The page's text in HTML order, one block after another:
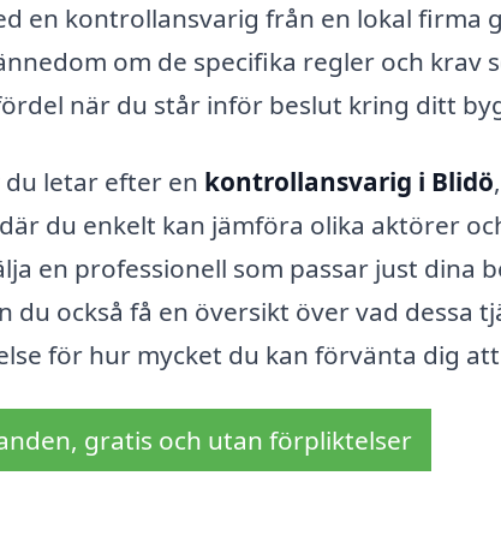
en kontrollansvarig från en lokal firma
om de specifika regler och krav
när du står inför beslut kring ditt
letar efter en kontrollansvarig i Blidö
du enkelt kan jämföra olika aktörer
en professionell som passar just dina
du också få en översikt över vad dessa
för hur mycket du kan förvänta dig
gratis och utan förpliktelser